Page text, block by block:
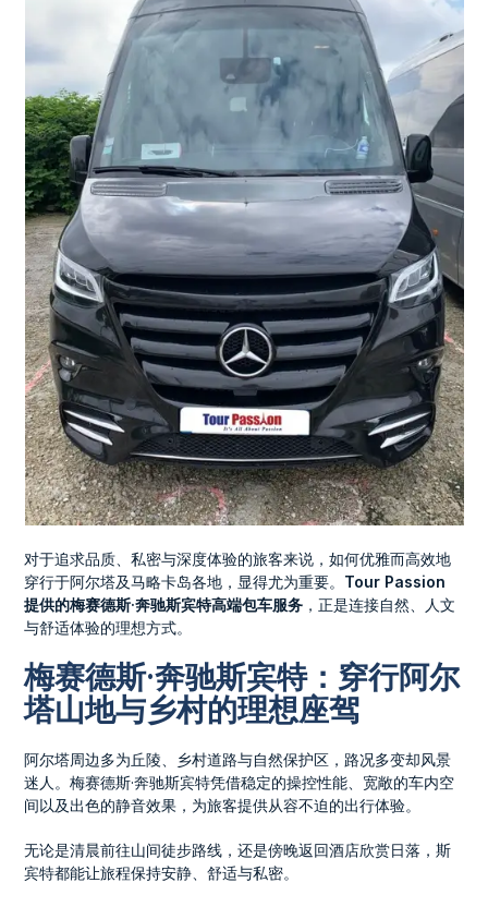
对于追求品质、私密与深度体验的旅客来说，如何优雅而高效地
穿行于阿尔塔及马略卡岛各地，显得尤为重要。 Tour Passion
提供的梅赛德斯·奔驰斯宾特高端包车服务 ，正是连接自然、人文
与舒适体验的理想方式。
梅赛德斯·奔驰斯宾特：穿行阿尔
塔山地与乡村的理想座驾
阿尔塔周边多为丘陵、乡村道路与自然保护区，路况多变却风景
迷人。梅赛德斯·奔驰斯宾特凭借稳定的操控性能、宽敞的车内空
间以及出色的静音效果，为旅客提供从容不迫的出行体验。
无论是清晨前往山间徒步路线，还是傍晚返回酒店欣赏日落，斯
宾特都能让旅程保持安静、舒适与私密。